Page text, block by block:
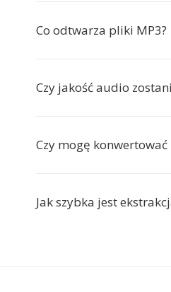
Co odtwarza pliki MP3?
Czy jakość audio
Czy mogę
Jak szybka jest